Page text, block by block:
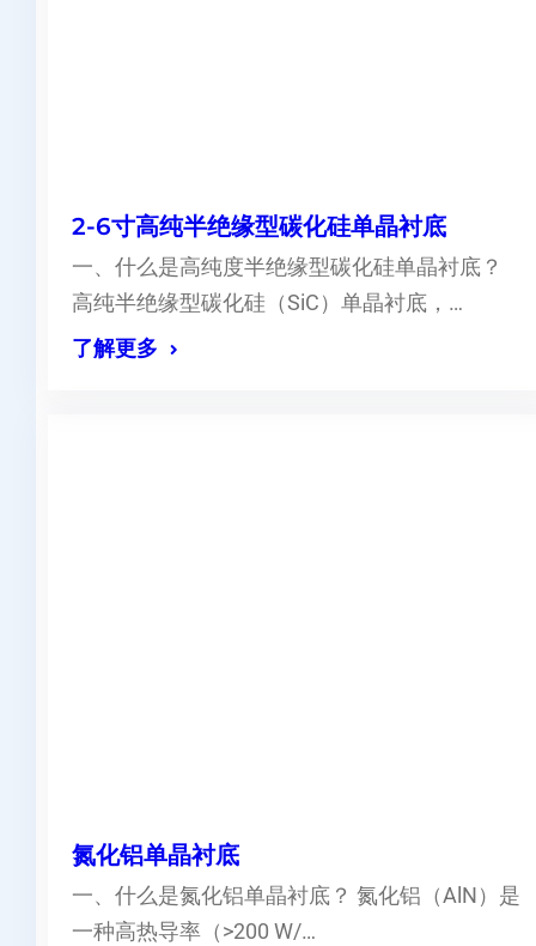
2-6寸高纯半绝缘型碳化硅单晶衬底
一、什么是高纯度半绝缘型碳化硅单晶衬底？
高纯半绝缘型碳化硅（SiC）单晶衬底，…
了解更多
氮化铝单晶衬底
一、什么是氮化铝单晶衬底？ 氮化铝（AlN）是
一种高热导率（>200 W/…